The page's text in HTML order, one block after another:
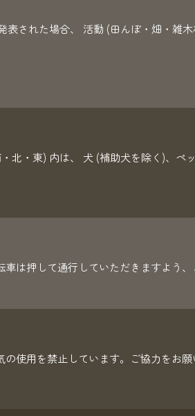
された場合、 活動 (田んぼ・畑・雑
北・東) 内は、 犬 (補助犬を除く)、ペ
は押して通行していただきますよう
使用を禁止しています。ご協力をお願